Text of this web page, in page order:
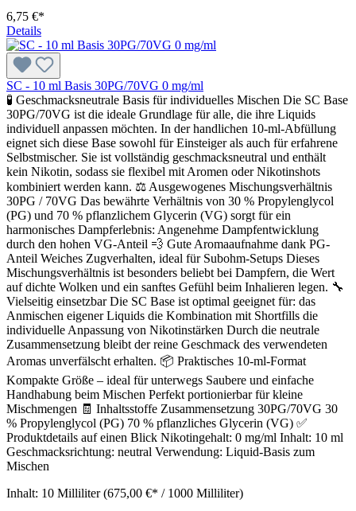
6,75 €*
Details
SC - 10 ml Basis 30PG/70VG 0 mg/ml
🧪 Geschmacksneutrale Basis für individuelles Mischen Die SC Base
30PG/70VG ist die ideale Grundlage für alle, die ihre Liquids
individuell anpassen möchten. In der handlichen 10-ml-Abfüllung
eignet sich diese Base sowohl für Einsteiger als auch für erfahrene
Selbstmischer. Sie ist vollständig geschmacksneutral und enthält
kein Nikotin, sodass sie flexibel mit Aromen oder Nikotinshots
kombiniert werden kann. ⚖️ Ausgewogenes Mischungsverhältnis
30PG / 70VG Das bewährte Verhältnis von 30 % Propylenglycol
(PG) und 70 % pflanzlichem Glycerin (VG) sorgt für ein
harmonisches Dampferlebnis: Angenehme Dampfentwicklung
durch den hohen VG-Anteil 💨 Gute Aromaaufnahme dank PG-
Anteil Weiches Zugverhalten, ideal für Subohm-Setups Dieses
Mischungsverhältnis ist besonders beliebt bei Dampfern, die Wert
auf dichte Wolken und ein sanftes Gefühl beim Inhalieren legen. 🔧
Vielseitig einsetzbar Die SC Base ist optimal geeignet für: das
Anmischen eigener Liquids die Kombination mit Shortfills die
individuelle Anpassung von Nikotinstärken Durch die neutrale
Zusammensetzung bleibt der reine Geschmack des verwendeten
Aromas unverfälscht erhalten. 📦 Praktisches 10-ml-Format
Kompakte Größe – ideal für unterwegs Saubere und einfache
Handhabung beim Mischen Perfekt portionierbar für kleine
Mischmengen 🧾 Inhaltsstoffe Zusammensetzung 30PG/70VG 30
% Propylenglycol (PG) 70 % pflanzliches Glycerin (VG) ✅
Produktdetails auf einen Blick Nikotingehalt: 0 mg/ml Inhalt: 10 ml
Geschmacksrichtung: neutral Verwendung: Liquid-Basis zum
Mischen
Inhalt: 10 Milliliter(675,00 €* / 1000 Milliliter)